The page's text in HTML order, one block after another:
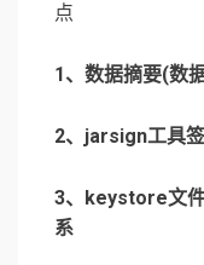
点
1、数据摘要(数
2、jarsign工具
3、keystore文
系